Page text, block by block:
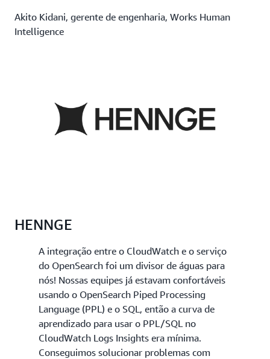
Akito Kidani, gerente de engenharia, Works Human
Intelligence
HENNGE
A integração entre o CloudWatch e o serviço
do OpenSearch foi um divisor de águas para
nós! Nossas equipes já estavam confortáveis
usando o OpenSearch Piped Processing
Language (PPL) e o SQL, então a curva de
aprendizado para usar o PPL/SQL no
CloudWatch Logs Insights era mínima.
Conseguimos solucionar problemas com